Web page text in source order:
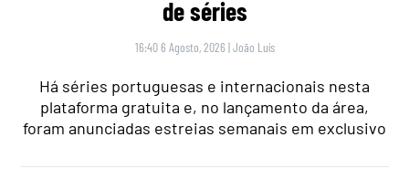
de séries
16:40 6 Agosto, 2026 |João Luís
Há séries portuguesas e internacionais nesta
plataforma gratuita e, no lançamento da área,
foram anunciadas estreias semanais em exclusivo